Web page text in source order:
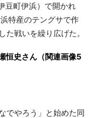
豆町伊浜）で開かれ
特産のテングサで作
た戦いを繰り広げた。
恒史さん（関連画像5
でやろう」と始めた同